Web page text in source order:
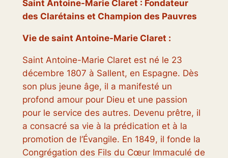
Saint Antoine-Marie Claret : Fondateur
des Clarétains et Champion des Pauvres
Vie de saint Antoine-Marie Claret :
Saint Antoine-Marie Claret est né le 23
décembre 1807 à Sallent, en Espagne. Dès
son plus jeune âge, il a manifesté un
profond amour pour Dieu et une passion
pour le service des autres. Devenu prêtre, il
a consacré sa vie à la prédication et à la
promotion de l’Évangile. En 1849, il fonde la
Congrégation des Fils du Cœur Immaculé de